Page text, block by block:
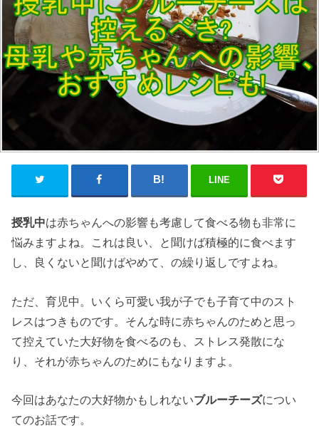
LINE
授乳中は赤ちゃんへの影響も考慮して食べる物も非常に
悩みますよね。これは良い、と聞けば積極的に食べます
し、良くないと聞けばやめて、の繰り返しですよね。
ただ、育児中。いくら可愛い我が子でも子育て中のスト
レスはつきものです。そんな時に赤ちゃんのためと思っ
て控えていた大好物を食べるのも、ストレス発散にな
り、それが赤ちゃんのためにもなりますよ。
今回はあなたの大好物かもしれないブルーチーズについ
てのお話です。